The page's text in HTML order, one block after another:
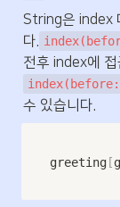
String은 index
다.
수 있습니다.
greeting [